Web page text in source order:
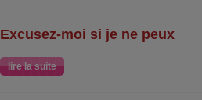
Excusez-moi si je ne peux
lire la suite